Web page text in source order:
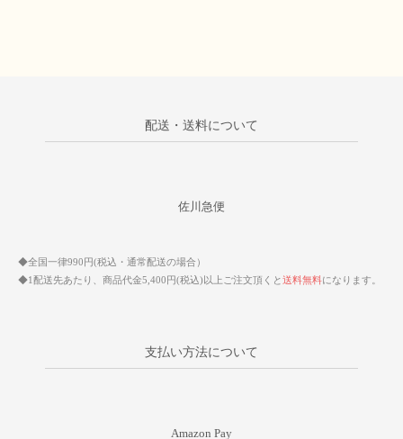
配送・送料について
佐川急便
◆全国一律990円(税込・通常配送の場合）
◆1配送先あたり、商品代金5,400円(税込)以上ご注文頂くと送料無料になります。
支払い方法について
Amazon Pay